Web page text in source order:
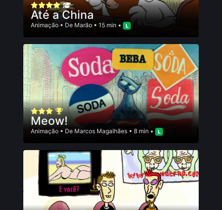
Até a China
Animação • De Marão • 15 min •
Meow!
Animação • De Marcos Magalhães • 8 min •